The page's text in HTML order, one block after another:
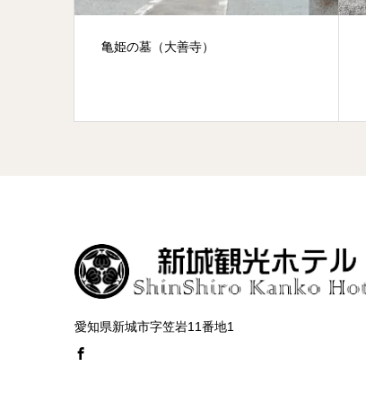
亀姫の墓（大善寺）
愛知県新城市字笠岩11番地1